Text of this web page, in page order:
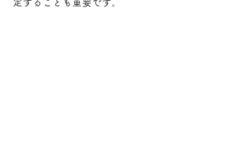
定することも重要です。